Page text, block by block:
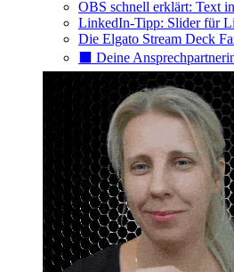
OBS schnell erklärt: Text
LinkedIn-Tipp: Slider für
Die Elgato Stream Deck
⬛️ Deine